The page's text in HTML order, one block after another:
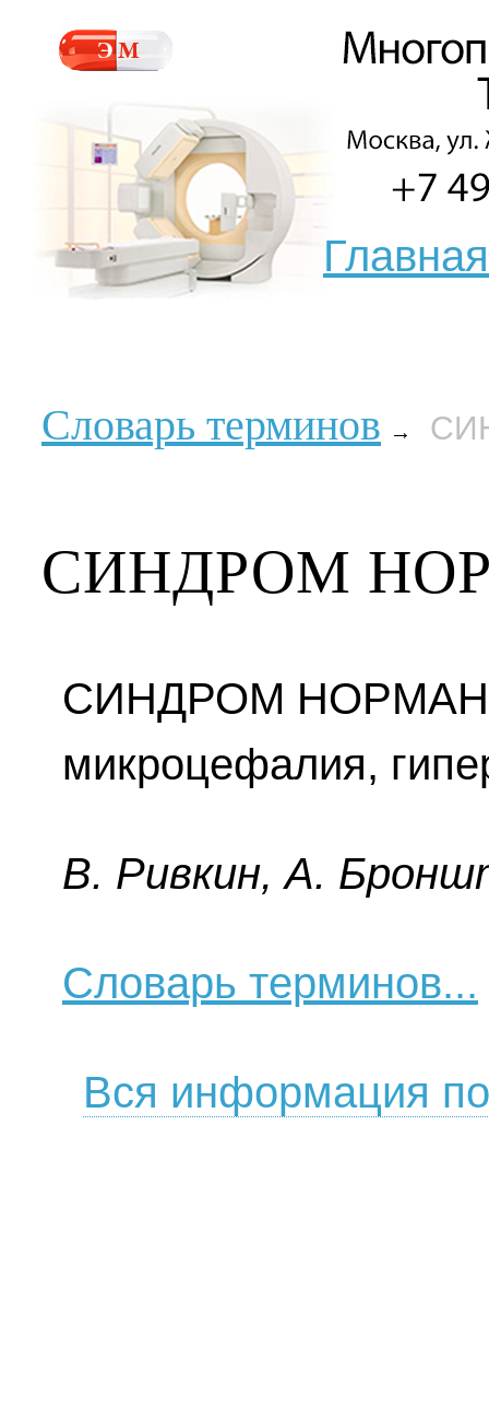
Главная
Словарь терминов →
СИНДРОМ
СИНДРОМ
микроцефалия,
B. Pивкин, A.
Словарь терминов...
Вся информация